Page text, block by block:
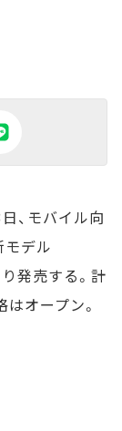
、モバイル向
モデル
発売する。計
オープン。